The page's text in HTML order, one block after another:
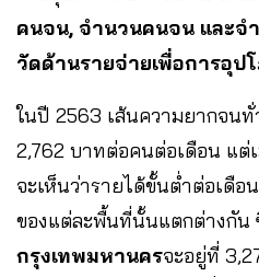
คนจน, จำนวนคนจน และจ
วัดด้านรายจ่ายเพื่อการอุป
ในปี 2563 เส้นความยากจนทั่
2,762 บาทต่อคนต่อเดือน แต่
จะเห็นว่ารายได้ขั้นต่ำต่อเดือ
ของแต่ละพื้นที่นั้นแตกต่างกัน
กรุงเทพมหานครจะอยู่ที่